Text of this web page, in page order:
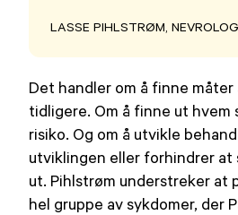
LASSE PIHLSTRØM,
Det handler om å finne
tidligere. Om å finne ut hvem
risiko. Og om å utvikle
utviklingen eller forhindrer at
ut. Pihlstrøm understreker at
hel gruppe av sykdomer, der